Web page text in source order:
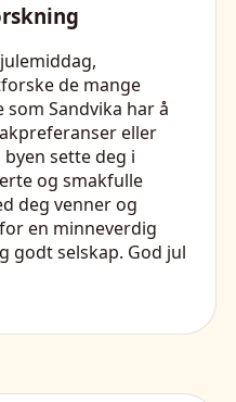
de mange
Sandvika har å
eller
sette deg i
og smakfulle
deg venner og
en minneverdig
godt selskap. God jul